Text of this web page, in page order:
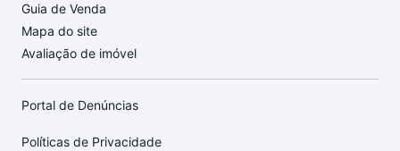
Guia de Venda
Mapa do site
Avaliação de imóvel
Portal de Denúncias
Políticas de Privacidade